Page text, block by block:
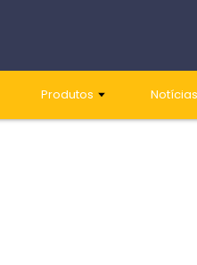
Produtos Notícias